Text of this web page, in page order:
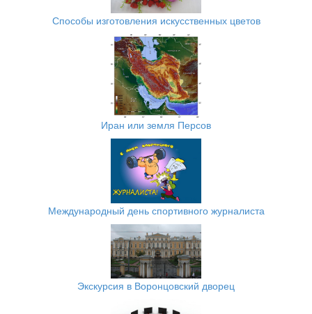
Способы изготовления искусственных цветов
Иран или земля Персов
Международный день спортивного журналиста
Экскурсия в Воронцовский дворец